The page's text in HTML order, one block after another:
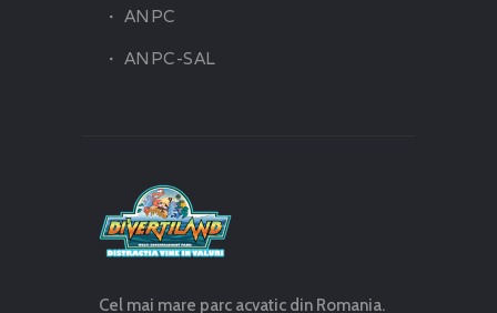
ANPC
ANPC-SAL
Cel mai mare parc acvatic din Romania.